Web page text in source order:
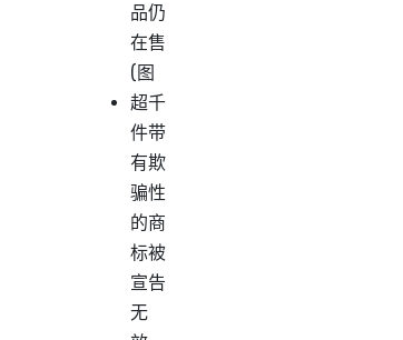
品仍
在售
(图
超千
件带
有欺
骗性
的商
标被
宣告
无